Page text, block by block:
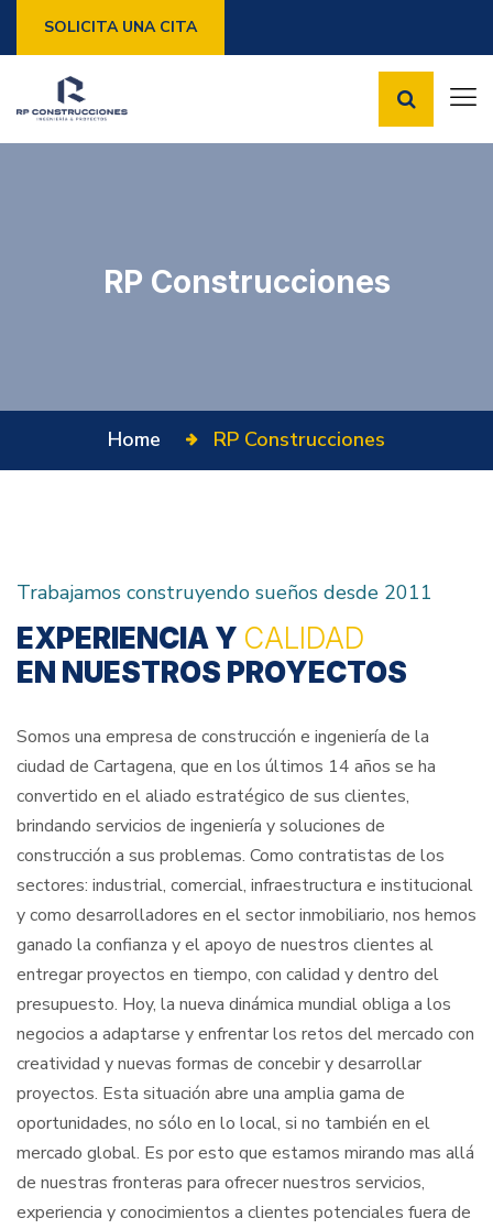
SOLICITA UNA CITA
RP Construcciones
Home RP Construcciones
Trabajamos construyendo sueños desde 2011
EXPERIENCIA Y CALIDAD
EN NUESTROS PROYECTOS
Somos una empresa de construcción e ingeniería de la
ciudad de Cartagena, que en los últimos 14 años se ha
convertido en el aliado estratégico de sus clientes,
brindando servicios de ingeniería y soluciones de
construcción a sus problemas. Como contratistas de los
sectores: industrial, comercial, infraestructura e institucional
y como desarrolladores en el sector inmobiliario, nos hemos
ganado la confianza y el apoyo de nuestros clientes al
entregar proyectos en tiempo, con calidad y dentro del
presupuesto. Hoy, la nueva dinámica mundial obliga a los
negocios a adaptarse y enfrentar los retos del mercado con
creatividad y nuevas formas de concebir y desarrollar
proyectos. Esta situación abre una amplia gama de
oportunidades, no sólo en lo local, si no también en el
mercado global. Es por esto que estamos mirando mas allá
de nuestras fronteras para ofrecer nuestros servicios,
experiencia y conocimientos a clientes potenciales fuera de